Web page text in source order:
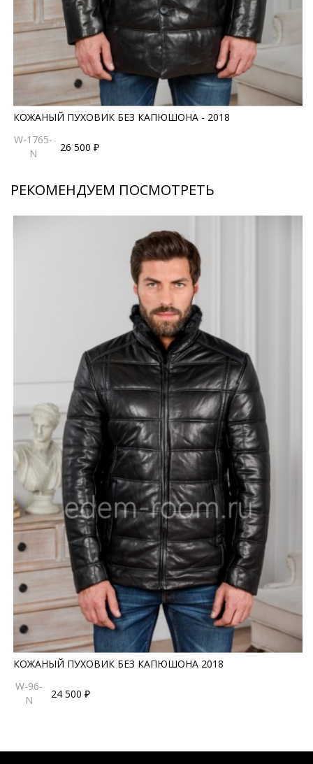
КОЖАНЫЙ ПУХОВИК БЕЗ КАПЮШОНА - 2018
W-1765-
N
26 500 ₽
РЕКОМЕНДУЕМ ПОСМОТРЕТЬ
КОЖАНЫЙ ПУХОВИК БЕЗ КАПЮШОНА 2018
W-96-
N
24 500 ₽